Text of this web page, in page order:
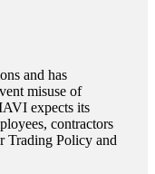
and has
misuse of
expects its
contractors
Trading Policy and